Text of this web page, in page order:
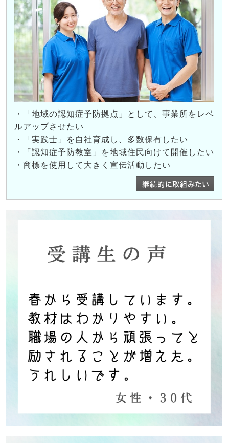
・「地域の認知症予防拠点」として、事業所をレベ
ルアップさせたい
・「実践士」を自社育成し、多数保有したい
・「認知症予防教室」を地域住民向けて開催したい
・商標を使用して大きく宣伝活動したい
継続的に取組みたい